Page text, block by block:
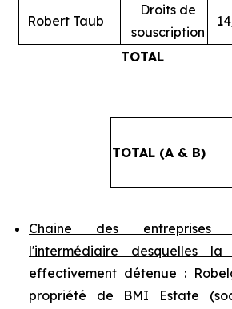
Robert Taub
Droits de
souscription
TOTAL
TOTAL (A & B)
Chaine des entreprises
l'intermédiaire desquelles
effectivement détenue :
propriété de BMI Estate